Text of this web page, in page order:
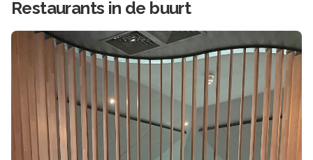
Restaurants in de buurt